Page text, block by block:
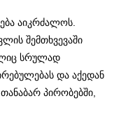
აიკრძალოს.
შემთხვევაში
სრულად
და აქედან
პირობებში,